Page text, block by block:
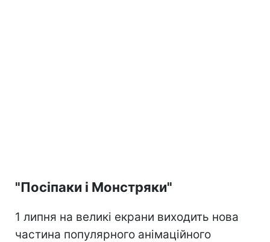
"Посіпаки і Монстряки"
1 липня на великі екрани виходить нова
частина популярного анімаційного